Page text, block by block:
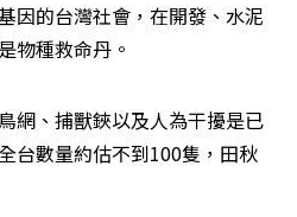
因的台灣社會，在開發、水泥
物種救命丹。
網、捕獸鋏以及人為干擾是已
台數量約估不到100隻，田秋